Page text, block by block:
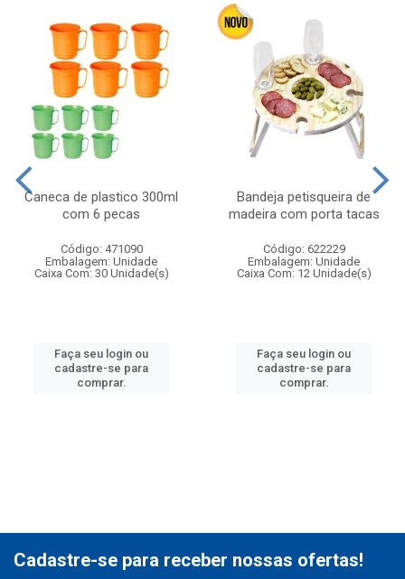
Caneca de plastico 300ml
com 6 pecas
Código: 471090
Embalagem: Unidade
Caixa Com: 30 Unidade(s)
Faça seu login ou
cadastre-se para
comprar.
Bandeja petisqueira de
madeira com porta tacas
Código: 622229
Embalagem: Unidade
Caixa Com: 12 Unidade(s)
Faça seu login ou
cadastre-se para
comprar.
Cadastre-se para receber nossas ofertas!